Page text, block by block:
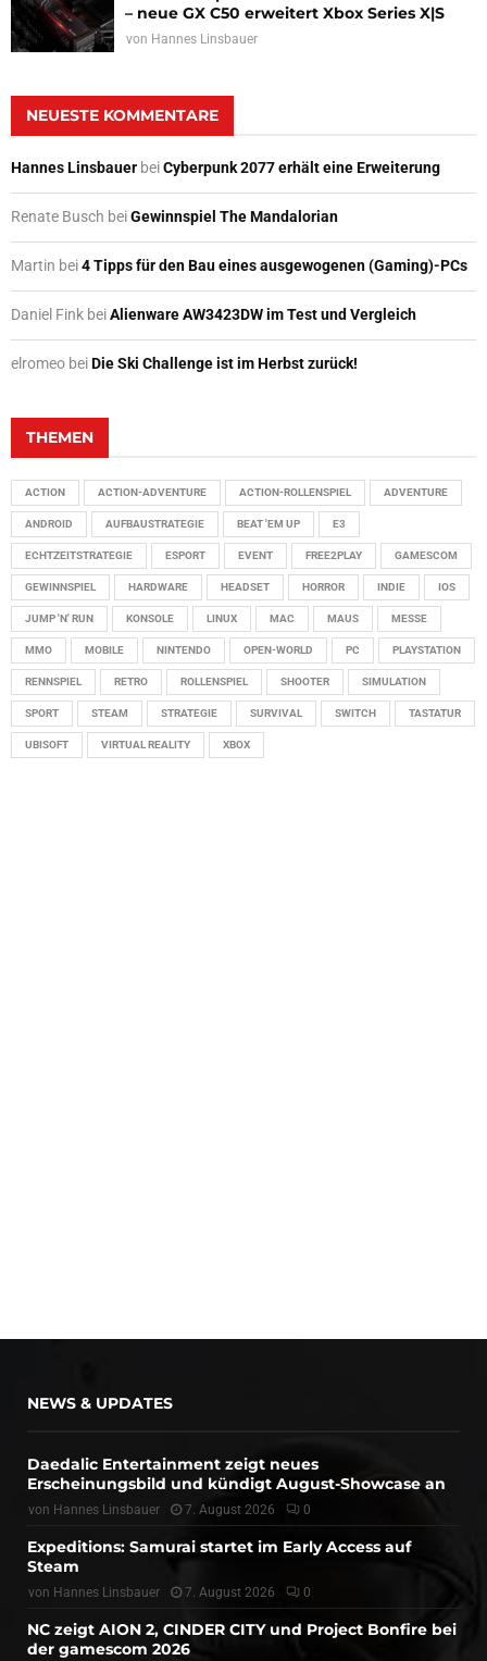
– neue GX C50 erweitert Xbox Series X|S
von Hannes Linsbauer
NEUESTE KOMMENTARE
Hannes Linsbauer beiCyberpunk 2077 erhält eine Erweiterung
Renate Busch beiGewinnspiel The Mandalorian
Martin bei4 Tipps für den Bau eines ausgewogenen (Gaming)-PCs
Daniel Fink beiAlienware AW3423DW im Test und Vergleich
elromeo beiDie Ski Challenge ist im Herbst zurück!
THEMEN
ACTION ACTION-ADVENTURE ACTION-ROLLENSPIEL ADVENTURE
ANDROID AUFBAUSTRATEGIE BEAT 'EM UP E3
ECHTZEITSTRATEGIE ESPORT EVENT FREE2PLAY GAMESCOM
GEWINNSPIEL HARDWARE HEADSET HORROR INDIE IOS
JUMP 'N' RUN KONSOLE LINUX MAC MAUS MESSE
MMO MOBILE NINTENDO OPEN-WORLD PC PLAYSTATION
RENNSPIEL RETRO ROLLENSPIEL SHOOTER SIMULATION
SPORT STEAM STRATEGIE SURVIVAL SWITCH TASTATUR
UBISOFT VIRTUAL REALITY XBOX
NEWS & UPDATES
Daedalic Entertainment zeigt neues
Erscheinungsbild und kündigt August-Showcase an
von Hannes Linsbauer 7. August 2026 0
Expeditions: Samurai startet im Early Access auf
Steam
von Hannes Linsbauer 7. August 2026 0
NC zeigt AION 2, CINDER CITY und Project Bonfire bei
der gamescom 2026